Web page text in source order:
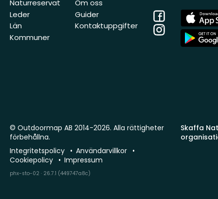
Naturreservat
Leder
Län
Kommuner
Om oss
Guider
Kontaktuppgifter
Facebook
Instagram
App
Store
App
Store
Skaffa
© Outdoormap AB 2014-2026. Alla rättigheter
förbehållna.
Integritetspolicy
Användarvillkor
Cookiepolicy
Impressum
phx-sto-02 · 26.7.1 (449747a8c)